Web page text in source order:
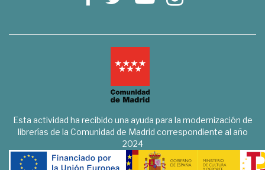
Esta actividad ha recibido una ayuda para la modernización de
librerías de la Comunidad de Madrid correspondiente al año
2024